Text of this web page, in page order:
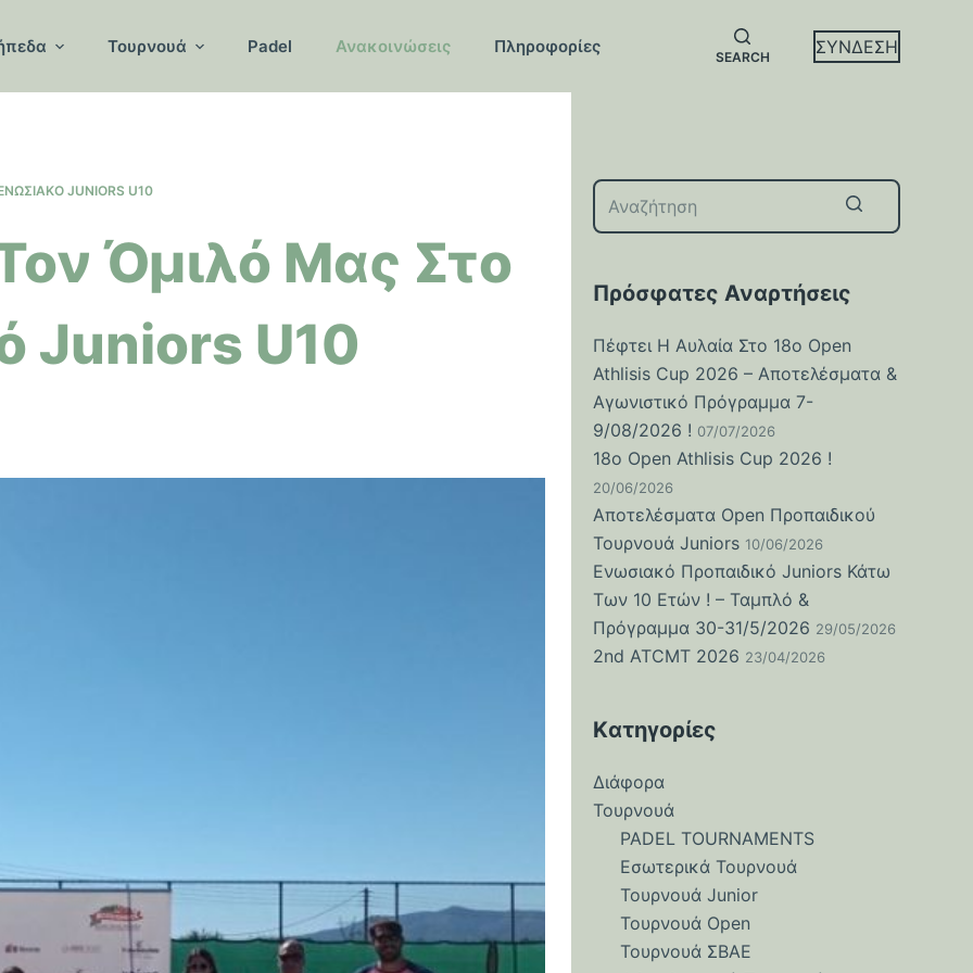
Τουρνουά Padel Ανακοινώσεις Πληροφορίες
SEARCH ΣΥΝΔΕΣΗ
JUNIORS U10
Τον Όμιλό Μας Στο
Juniors U10
Πρόσφατες Αναρτήσεις
Πέφτει Η Αυλαία Στο 18ο Open
Athlisis Cup 2026 – Αποτελέσματα &
Αγωνιστικό Πρόγραμμα 7-
9/08/2026 ! 07/07/2026
18o Open Athlisis Cup 2026 !
20/06/2026
Αποτελέσματα Open Προπαιδικού
Τουρνουά Juniors 10/06/2026
Ενωσιακό Προπαιδικό Juniors Κάτω
Των 10 Ετών ! – Ταμπλό &
Πρόγραμμα 30-31/5/2026 29/05/2026
2nd ATCMT 2026 23/04/2026
Kατηγορίες
Διάφορα
Τουρνουά
PADEL TOURNAMENTS
Εσωτερικά Τουρνουά
Τουρνουά Junior
Τουρνουά Open
Τουρνουά ΣΒΑΕ